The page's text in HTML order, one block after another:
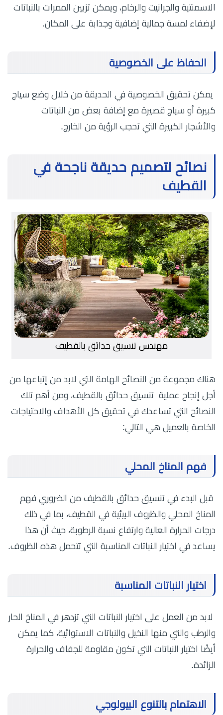
الاسمنتية والجرانيت والرخام، ويمكن تزيين الممرات بالنباتات
لإضفاء لمسة جمالية إضافية وجذابة على المكان.
الحفاظ على الخصوصية
يمكن تحقيق الخصوصية في الحديقة من خلال وضع سياج
كبيرة أو سياج قصيرة مع إضافة بعض من النباتات
والأشجار الكبيرة التي تحجب الرؤية من الخارج.
نصائح لتصميم حديقة ناجحة في
القطيف
مهندس تنسيق حدائق بالقطيف
هناك مجموعة من النصائح الهامة التي لابد من إتباعها من
أجل إنجاح عملية تنسيق حدائق بالقطيف، ومن أهم تلك
النصائح التي تساعدك في تحقيق كل الأهداف والاحتياجات
الخاصة بالعميل هي التالي:
فهم المناخ المحلي
قبل البدء في تنسيق حدائق بالقطيف من الضروري فهم
المناخ المحلي والظروف البيئية في القطيف، بما في ذلك
درجات الحرارة العالية وارتفاع نسبة الرطوبة، حيث أن هذا
يساعد في اختيار النباتات المناسبة التي تتحمل هذه الظروف.
اختيار النباتات المناسبة
لابد من العمل على اختيار النباتات التي تزدهر في المناخ الحار
والرطب والتي منها النخيل والنباتات الاستوائية، كما يمكن
أيضًا اختيار النباتات التي تكون مقاومة للجفاف والحرارة
الزائدة.
الاهتمام بالتنوع البيولوجي